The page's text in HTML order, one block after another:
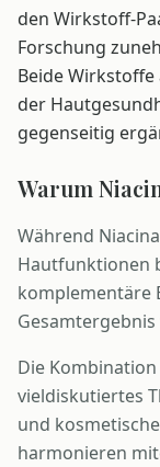
den Wirkstoff-
Forschung
Beide
der
gegenseitig
Warum
Während
Hautfunktionen
komplementäre
Die
vieldiskutiertes
und
harmonieren